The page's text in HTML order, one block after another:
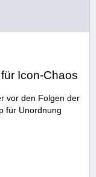
Icon-Chaos
vor den Folgen der
für Unordnung